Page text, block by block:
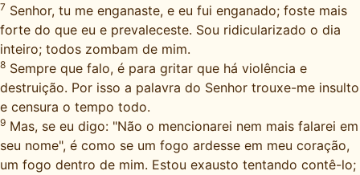
7 Senhor, tu me enganaste, e eu fui enganado; foste mais
forte do que eu e prevaleceste. Sou ridicularizado o dia
inteiro; todos zombam de mim.
8 Sempre que falo, é para gritar que há violência e
destruição. Por isso a palavra do Senhor trouxe-me insulto
e censura o tempo todo.
9 Mas, se eu digo: "Não o mencionarei nem mais falarei em
seu nome", é como se um fogo ardesse em meu coração,
um fogo dentro de mim. Estou exausto tentando contê-lo;